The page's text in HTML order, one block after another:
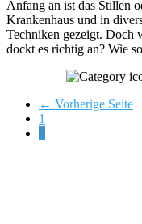
Anfang an ist das Stillen
Krankenhaus und in
Techniken gezeigt. Doch
dockt es richtig an? Wie
← Vorherige Seite
Page
1
Page
2